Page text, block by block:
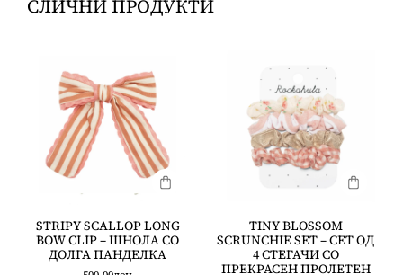
СЛИЧНИ ПРОДУКТИ
STRIPY SCALLOP LONG
BOW CLIP – ШНОЛА СО
ДОЛГА ПАНДЕЛКА
TINY BLOSSOM
SCRUNCHIE SET – СЕТ ОД
4 СТЕГАЧИ СО
ПРЕКРАСЕН ПРОЛЕТЕН